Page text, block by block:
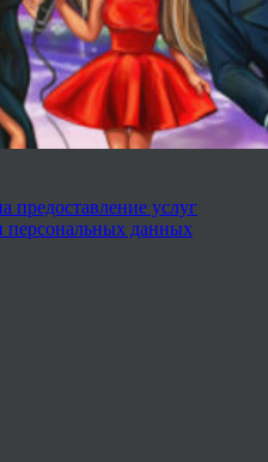
предоставление услуг
персональных данных